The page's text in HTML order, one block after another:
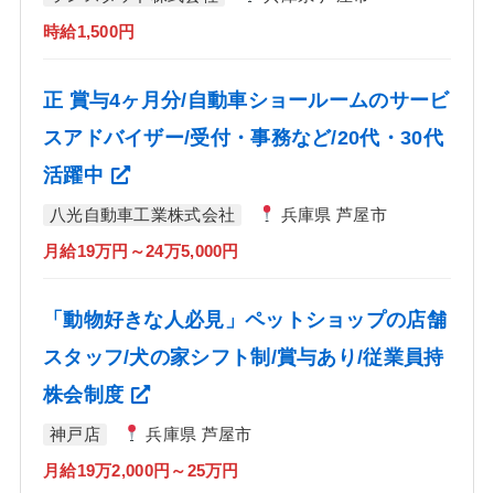
時給1,500円
正 賞与4ヶ月分/自動車ショールームのサービ
スアドバイザー/受付・事務など/20代・30代
活躍中
八光自動車工業株式会社 兵庫県 芦屋市
月給19万円～24万5,000円
「動物好きな人必見」ペットショップの店舗
スタッフ/犬の家シフト制/賞与あり/従業員持
株会制度
神戸店 兵庫県 芦屋市
月給19万2,000円～25万円